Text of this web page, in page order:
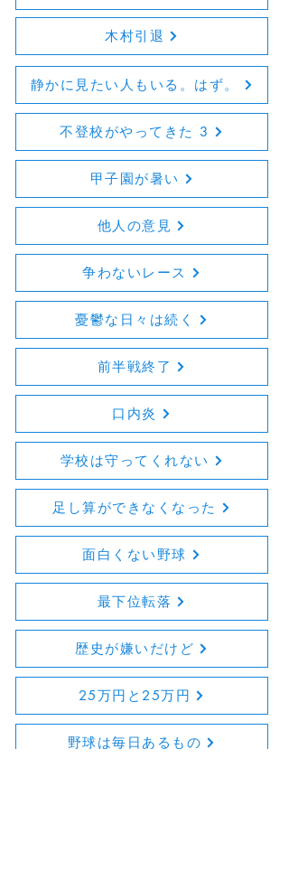
木村引退
静かに見たい人もいる。はず。
不登校がやってきた 3
甲子園が暑い
他人の意見
争わないレース
憂鬱な日々は続く
前半戦終了
口内炎
学校は守ってくれない
足し算ができなくなった
面白くない野球
最下位転落
歴史が嫌いだけど
25万円と25万円
野球は毎日あるもの